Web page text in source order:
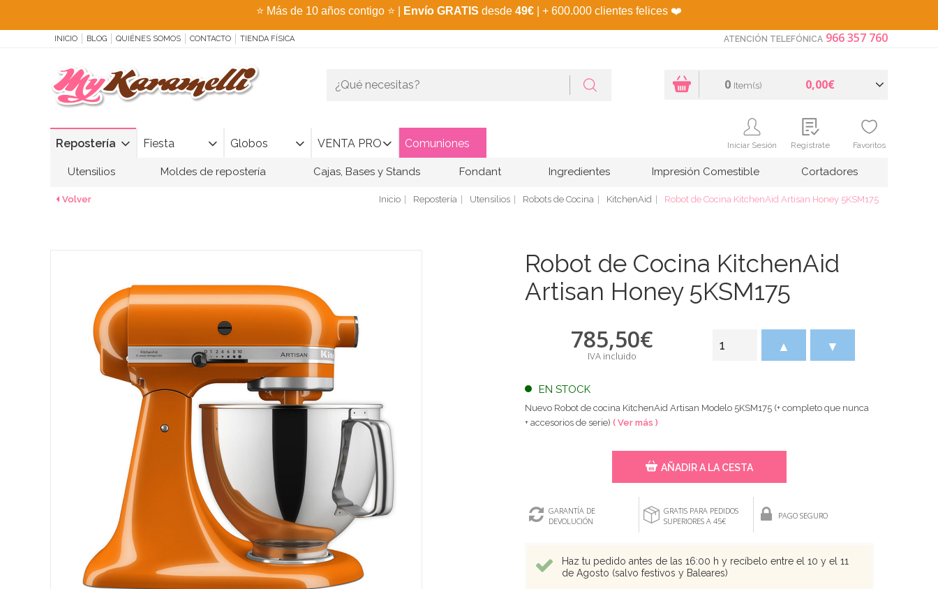
⭐ Más de 10 años contigo ⭐ Envío GRATIS desde 49€ | + 600.000 clientes felices ❤️
INICIO BLOG QUIÉNES SOMOS CONTACTO TIENDA FÍSICA ATENCIÓN TELEFÓNICA 966 357 760
Repostería Fiesta Globos VENTA PRO Comuniones
0 Item(s) 0,00€
Iniciar Sesión Regístrate Favoritos
Utensilios Moldes de repostería Cajas, Bases y Stands Fondant Ingredientes Impresión Comestible Cortadores
Volver Inicio Repostería Utensilios Robots de Cocina KitchenAid Robot de Cocina KitchenAid Artisan Honey 5KSM175
Robot de Cocina KitchenAid
Artisan Honey 5KSM175
785,50€
IVA incluido
EN STOCK
▲ ▼
Nuevo Robot de cocina KitchenAid Artisan Modelo 5KSM175 (+ completo que nunca
+ accesorios de serie) ( Ver más )
AÑADIR A LA CESTA
GARANTÍA DE
DEVOLUCIÓN
GRATIS PARA PEDIDOS
SUPERIORES A 45€
PAGO SEGURO
Haz tu pedido antes de las 16:00 h y recíbelo entre el 10 y el 11
de Agosto (salvo festivos y Baleares)